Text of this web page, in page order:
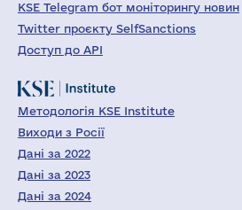
KSE Telegram бот моніторингу новин
Twitter проєкту SelfSanctions
Доступ до API
Методологія KSE Institute
Виходи з Росії
Дані за 2022
Дані за 2023
Дані за 2024